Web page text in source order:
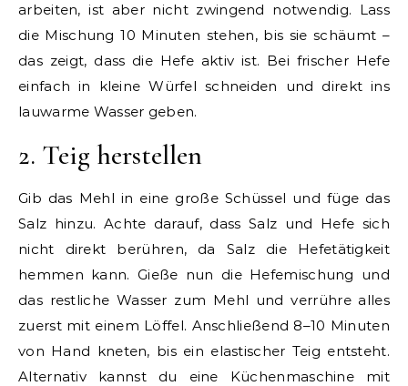
arbeiten, ist aber nicht zwingend notwendig. Lass
die Mischung 10 Minuten stehen, bis sie schäumt –
das zeigt, dass die Hefe aktiv ist. Bei frischer Hefe
einfach in kleine Würfel schneiden und direkt ins
lauwarme Wasser geben.
2. Teig herstellen
Gib das Mehl in eine große Schüssel und füge das
Salz hinzu. Achte darauf, dass Salz und Hefe sich
nicht direkt berühren, da Salz die Hefetätigkeit
hemmen kann. Gieße nun die Hefemischung und
das restliche Wasser zum Mehl und verrühre alles
zuerst mit einem Löffel. Anschließend 8–10 Minuten
von Hand kneten, bis ein elastischer Teig entsteht.
Alternativ kannst du eine Küchenmaschine mit